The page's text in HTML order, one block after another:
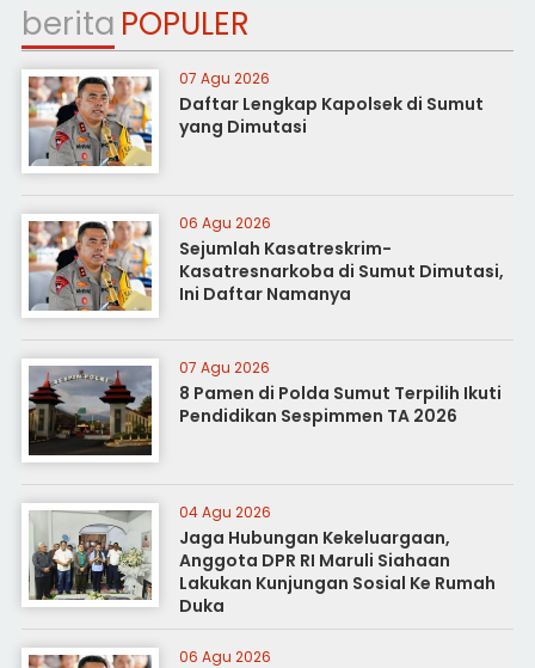
berita POPULER
07 Agu 2026
Daftar Lengkap Kapolsek di Sumut
yang Dimutasi
06 Agu 2026
Sejumlah Kasatreskrim-
Kasatresnarkoba di Sumut Dimutasi,
Ini Daftar Namanya
07 Agu 2026
8 Pamen di Polda Sumut Terpilih Ikuti
Pendidikan Sespimmen TA 2026
04 Agu 2026
Jaga Hubungan Kekeluargaan,
Anggota DPR RI Maruli Siahaan
Lakukan Kunjungan Sosial Ke Rumah
Duka
06 Agu 2026